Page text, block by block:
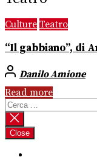
Culture Teatro
“Il gabbiano”, di
Danilo Amione
Read more
Ricerca
per:
Close